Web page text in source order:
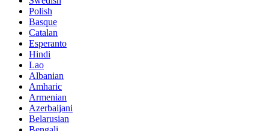
Polish
Basque
Catalan
Esperanto
Hindi
Lao
Albanian
Amharic
Armenian
Azerbaijani
Belarusian